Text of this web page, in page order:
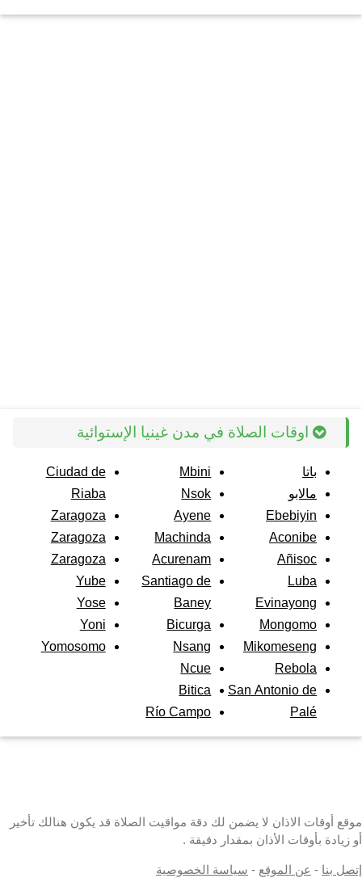
اوقات الصلاة في مدن غينيا الإستوائية
باتا
مالابو
Ebebiyin
Aconibe
Añisoc
Luba
Evinayong
Mongomo
Mikomeseng
Rebola
San Antonio de
Palé
Mbini
Nsok
Ayene
Machinda
Acurenam
Santiago de
Baney
Bicurga
Nsang
Ncue
Bitica
Río Campo
Ciudad de
Riaba
Zaragoza
Zaragoza
Zaragoza
Yube
Yose
Yoni
Yomosomo
موقع أوقات الاذان لا يضمن لك دقة مواقيت الصلاة قد يكون هنالك تأخير
أو زيادة بأوقات الأذان بمقدار دقيقة .
إتصل بنا - عن الموقع - سياسة الخصوصية